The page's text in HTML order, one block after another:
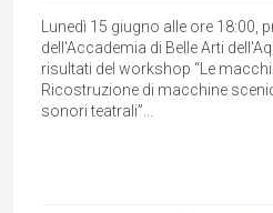
Lunedì 15 giugno alle ore 18:00,
dell'Accademia di Belle Arti
risultati del workshop “Le
Ricostruzione di macchine
sonori teatrali”...